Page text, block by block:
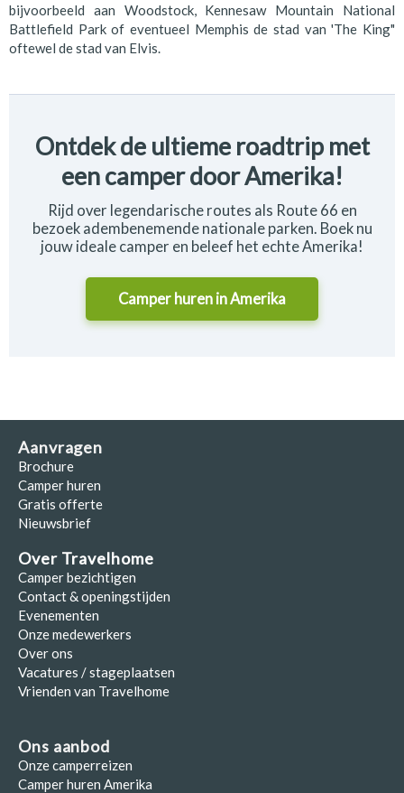
bijvoorbeeld aan Woodstock, Kennesaw Mountain National
Battlefield Park of eventueel Memphis de stad van 'The King"
oftewel de stad van Elvis.
Ontdek de ultieme roadtrip met
een camper door Amerika!
Rijd over legendarische routes als Route 66 en
bezoek adembenemende nationale parken. Boek nu
jouw ideale camper en beleef het echte Amerika!
Camper huren inAmerika
Aanvragen
Brochure
Camper huren
Gratis offerte
Nieuwsbrief
Over Travelhome
Camper bezichtigen
Contact & openingstijden
Evenementen
Onze medewerkers
Over ons
Vacatures / stageplaatsen
Vrienden van Travelhome
Ons aanbod
Onze camperreizen
Camper huren Amerika